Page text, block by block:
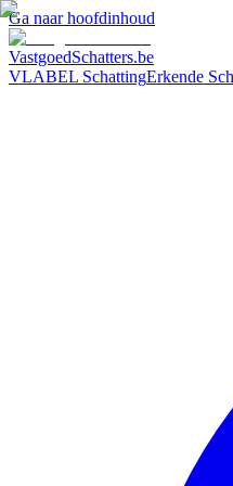
Ga naar hoofdinhoud
VastgoedSchatters.be
VLABEL SchattingErkende